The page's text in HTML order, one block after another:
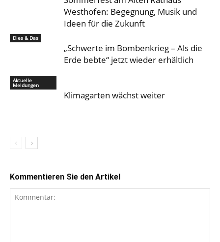
Westhofen: Begegnung, Musik und
Ideen für die Zukunft
Dies & Das
„Schwerte im Bombenkrieg – Als die
Erde bebte“ jetzt wieder erhältlich
Aktuelle
Meldungen
Klimagarten wächst weiter
Kommentieren Sie den Artikel